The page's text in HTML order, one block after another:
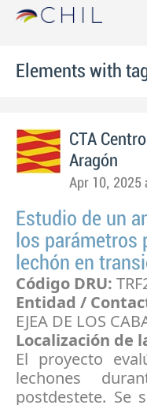
Elements with
CTA
Aragón
Apr 10, 2025
Estudio de un
los
lechón en
Código DRU:
Entidad /
EJEA DE LOS
Localización de
El proyecto
lechones
postdestete. Se